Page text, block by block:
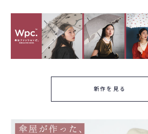
新作を見る